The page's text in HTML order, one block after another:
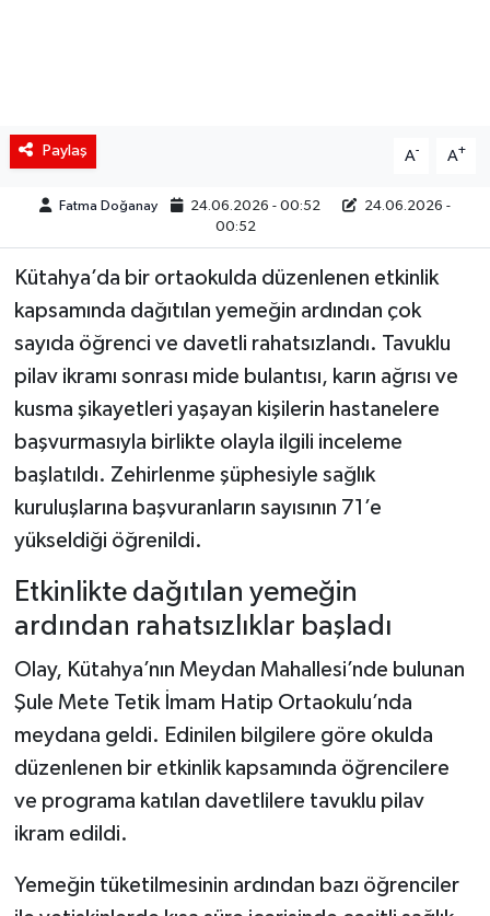
Paylaş A- A+
Fatma Doğanay 24.06.2026 - 00:52
24.06.2026 -
00:52
Kütahya’da bir ortaokulda düzenlenen etkinlik
kapsamında dağıtılan yemeğin ardından çok
sayıda öğrenci ve davetli rahatsızlandı. Tavuklu
pilav ikramı sonrası mide bulantısı, karın ağrısı ve
kusma şikayetleri yaşayan kişilerin hastanelere
başvurmasıyla birlikte olayla ilgili inceleme
başlatıldı. Zehirlenme şüphesiyle sağlık
kuruluşlarına başvuranların sayısının 71’e
yükseldiği öğrenildi.
Etkinlikte dağıtılan yemeğin
ardından rahatsızlıklar başladı
Olay, Kütahya’nın Meydan Mahallesi’nde bulunan
Şule Mete Tetik İmam Hatip Ortaokulu’nda
meydana geldi. Edinilen bilgilere göre okulda
düzenlenen bir etkinlik kapsamında öğrencilere
ve programa katılan davetlilere tavuklu pilav
ikram edildi.
Yemeğin tüketilmesinin ardından bazı öğrenciler